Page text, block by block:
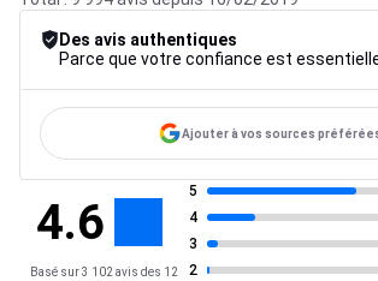
Des avis authentiques
Ajouter à vos sources
4.6
Basé sur 3 102 avis des 12
5
4
3
2